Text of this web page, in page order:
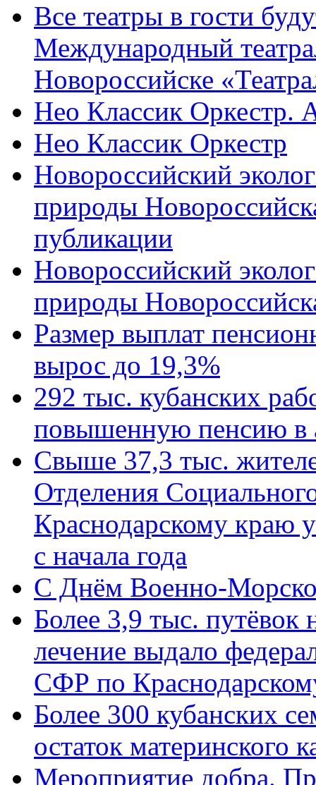
Все театры в гости
Международный
Новороссийске
Нео Классик Оркестр.
Нео Классик Оркестр
Новороссийский
природы
публикации
Новороссийский
природы
Размер выплат
вырос до 19,3%
292 тыс. кубанских
повышенную пенсию в
Свыше 37,3 тыс.
Отделения
Краснодарскому краю
с начала года
C Днём Военно-
Более 3,9 тыс. путёвок
лечение выдало
СФР по
Более 300 кубанских
остаток материнского
Мероприятие добра.